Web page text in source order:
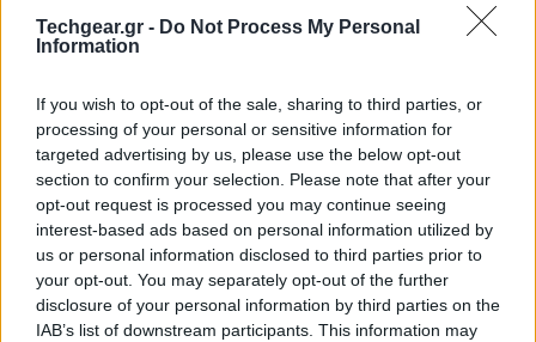
Techgear.gr - Do Not Process My Personal
Information
If you wish to opt-out of the sale, sharing to third parties, or
processing of your personal or sensitive information for
targeted advertising by us, please use the below opt-out
section to confirm your selection. Please note that after your
opt-out request is processed you may continue seeing
interest-based ads based on personal information utilized by
us or personal information disclosed to third parties prior to
your opt-out. You may separately opt-out of the further
disclosure of your personal information by third parties on the
IAB’s list of downstream participants. This information may
ιστορίας είναι η Billie. Περιγράφεται ως μια
αντισυμβατική, παρορμητική έφηβη που προσπαθεί να
βρίσκεται η μητέρα της, Alice, η οποία χαρακτηρίζεται
ως υπερβολικά προσεκτική, δημιουργώντας το
κλασικό μοτίβο της διαγενεακής σύγκρουσης. Αυτή η
τυπική καθημερινότητα των προαστίων ανατρέπεται
οριστικά όταν η Billie ξεκλειδώνει κατά λάθος κρυφές
μαγικές ικανότητες. Το συμβάν αυτό την εκδιώκει
βίαια από το γνώριμο περιβάλλον της και την
εκσφενδονίζει στο Hexe, ένα μυστικό,